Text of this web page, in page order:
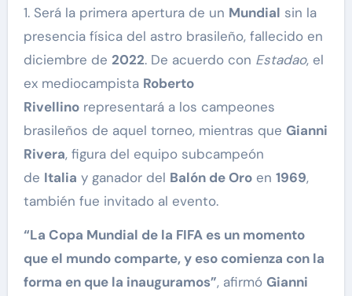
1. Será la primera apertura de un Mundial sin la
presencia física del astro brasileño, fallecido en
diciembre de 2022. De acuerdo con Estadao, el
ex mediocampista Roberto
Rivellinorepresentará a los campeones
brasileños de aquel torneo, mientras que Gianni
Rivera, figura del equipo subcampeón
de Italia y ganador del Balón de Oroen 1969,
también fue invitado al evento.
“La Copa Mundial de la FIFA es un momento
que el mundo comparte, y eso comienza con la
forma en que la inauguramos”, afirmó Gianni